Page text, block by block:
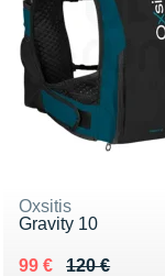
Oxsitis
Gravity 10
120 €
Au lieu de 120 €
99 €
Vendu 99 €